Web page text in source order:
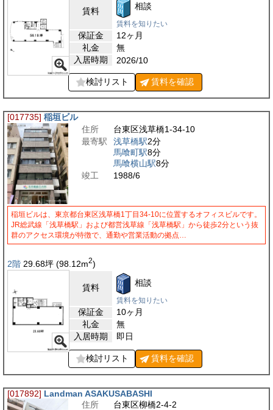
賃料 相談
賃料を知りたい
保証金
12ヶ月
礼金
無
入居時期
2026/10
検討リスト 賃料を確認
[017735] 稲垣ビル
住所
台東区浅草橋1-34-10
最寄駅
浅草橋駅2分
馬喰町駅8分
馬喰横山駅8分
竣工
1988/6
稲垣ビルは、東京都台東区浅草橋1丁目34-10に位置するオフィスビルです。
JR総武線「浅草橋駅」および都営浅草線「浅草橋駅」から徒歩2分という抜
群のアクセス環境が特徴で、通勤や営業活動の拠点…
2階 29.68坪 (98.12m2)
賃料 相談
賃料を知りたい
保証金
10ヶ月
礼金
無
入居時期
即日
検討リスト 賃料を確認
[017892] Landman ASAKUSABASHI
住所
台東区柳橋2-4-2